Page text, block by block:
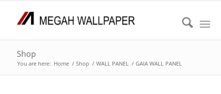
Shop
You are here: Home / Shop / WALL PANEL / GAIA WALL PANEL